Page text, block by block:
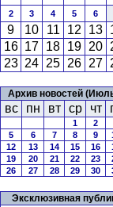
2
3 4 5 6
9
10 11 12 13
16 17 18 19 20
23 24 25 26 27
Архив новостей
вс пн вт ср чт
1 2
5
6 7 8 9
12
13 14 15 16
19
20 21 22 23
26
27 28 29 30
Эксклюзивная